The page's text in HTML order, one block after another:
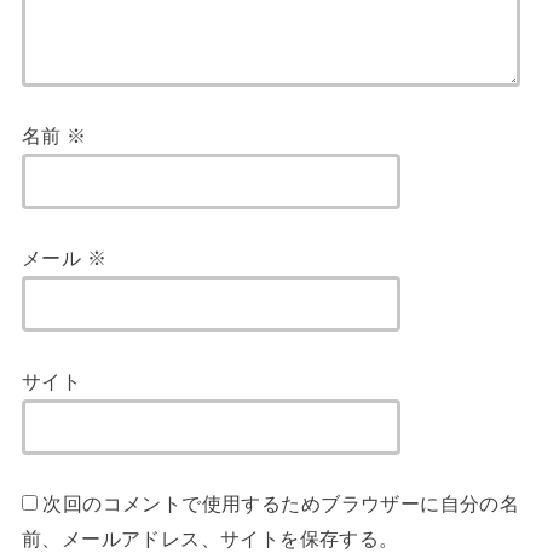
名前 ※
メール ※
サイト
次回のコメントで使用するためブラウザーに自分の名
前、メールアドレス、サイトを保存する。